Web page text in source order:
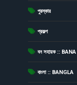
পুরস্কার
প্রকল্প
বন সহায়ক ::
বাংলা :: BANGLA